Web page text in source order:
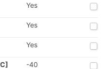
Yes
Yes
Yes
-40